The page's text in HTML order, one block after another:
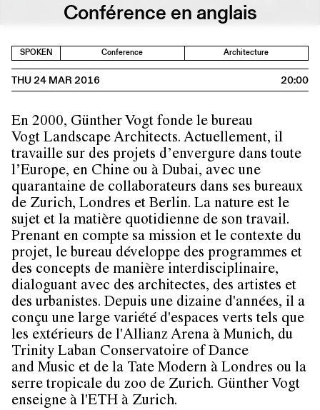
Conférence en anglais
SPOKEN Conference Architecture
THU 24 MAR 2016 20:00
En 2000, Günther Vogt fonde le bureau
Vogt Landscape Architects. Actuellement, il
travaille sur des projets d’envergure dans toute
l’Europe, en Chine ou à Dubai, avec une
quarantaine de collaborateurs dans ses bureaux
de Zurich, Londres et Berlin. La nature est le
sujet et la matière quotidienne de son travail.
Prenant en compte sa mission et le contexte du
projet, le bureau développe des programmes et
des concepts de manière interdisciplinaire,
dialoguant avec des architectes, des artistes et
des urbanistes. Depuis une dizaine d'années, il a
conçu une large variété d'espaces verts tels que
les extérieurs de l'Allianz Arena à Munich, du
Trinity Laban Conservatoire of Dance
and Music et de la Tate Modern à Londres ou la
serre tropicale du zoo de Zurich. Günther Vogt
enseigne à l'ETH à Zurich.